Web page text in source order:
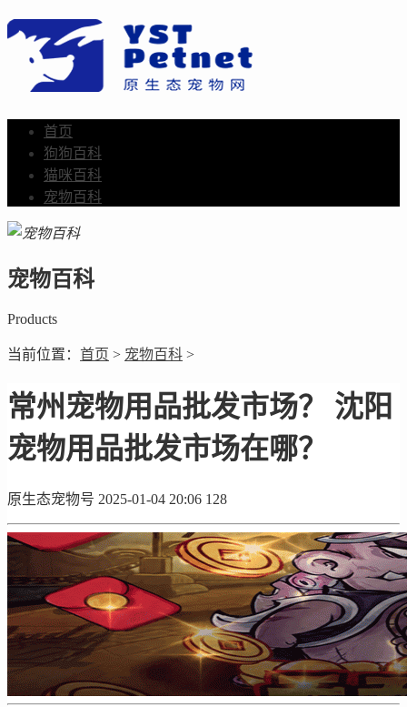
首页
狗狗百科
猫咪百科
宠物百科
宠物百科
Products
当前位置： 首页 > 宠物百科 >
常州宠物用品批发市场？ 沈阳
宠物用品批发市场在哪？
原生态宠物号 2025-01-04 20:06 128